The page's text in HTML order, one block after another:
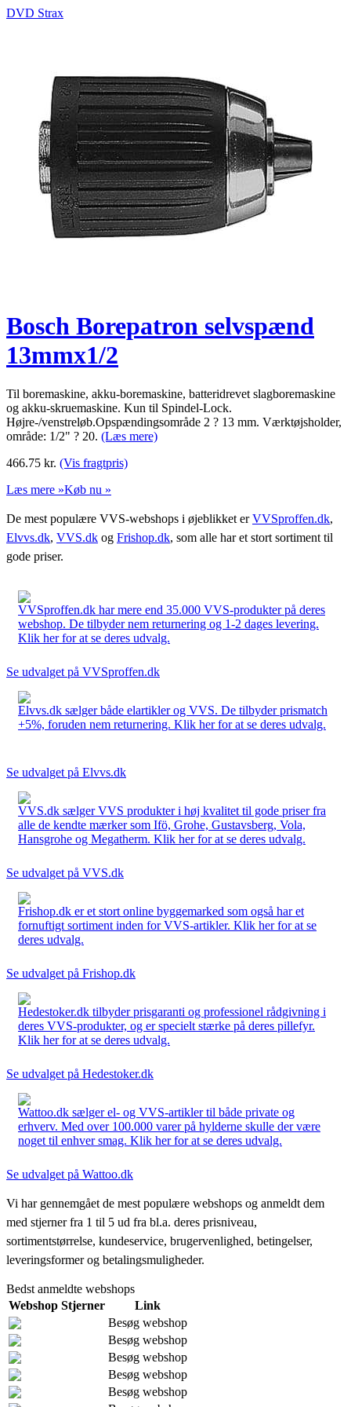
DVD Strax
Bosch Borepatron selvspænd
13mmx1/2
Til boremaskine, akku-boremaskine, batteridrevet slagboremaskine
og akku-skruemaskine. Kun til Spindel-Lock.
Højre-/venstreløb.Opspændingsområde 2 ? 13 mm. Værktøjsholder,
område: 1/2" ? 20. (Læs mere)
466.75 kr. (Vis fragtpris)
Læs mere »Køb nu »
De mest populære VVS-webshops i øjeblikket erVVSproffen.dk,
Elvvs.dk, VVS.dk og Frishop.dk, som alle har et stort sortiment til
gode priser.
VVSproffen.dk har mere end 35.000 VVS-produkter på deres
webshop. De tilbyder nem returnering og 1-2 dages levering.
Klik her for at se deres udvalg.
Se udvalget på VVSproffen.dk
Elvvs.dk sælger både elartikler og VVS. De tilbyder prismatch
+5%, foruden nem returnering. Klik her for at se deres udvalg.
Se udvalget på Elvvs.dk
VVS.dk sælger VVS produkter i høj kvalitet til gode priser fra
alle de kendte mærker som Ifö, Grohe, Gustavsberg, Vola,
Hansgrohe og Megatherm. Klik her for at se deres udvalg.
Se udvalget på VVS.dk
Frishop.dk er et stort online byggemarked som også har et
fornuftigt sortiment inden for VVS-artikler. Klik her for at se
deres udvalg.
Se udvalget på Frishop.dk
Hedestoker.dk tilbyder prisgaranti og professionel rådgivning i
deres VVS-produkter, og er specielt stærke på deres pillefyr.
Klik her for at se deres udvalg.
Se udvalget på Hedestoker.dk
Wattoo.dk sælger el- og VVS-artikler til både private og
erhverv. Med over 100.000 varer på hylderne skulle der være
noget til enhver smag. Klik her for at se deres udvalg.
Se udvalget på Wattoo.dk
Vi har gennemgået de mest populære webshops og anmeldt dem
med stjerner fra 1 til 5 ud fra bl.a. deres prisniveau,
sortimentstørrelse, kundeservice, brugervenlighed, betingelser,
leveringsformer og betalingsmuligheder.
Bedst anmeldte webshops
Webshop Stjerner
Link
Besøg webshop
Besøg webshop
Besøg webshop
Besøg webshop
Besøg webshop